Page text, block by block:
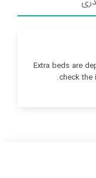
Extra beds are
check the